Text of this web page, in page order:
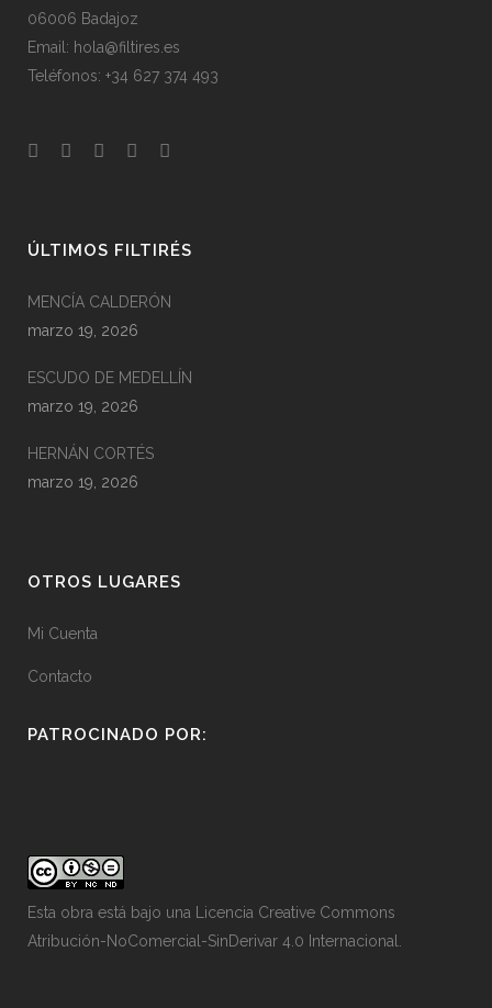
06006 Badajoz
Email: hola@filtires.es
Teléfonos: +34 627 374 493
ÚLTIMOS FILTIRÉS
MENCÍA CALDERÓN
marzo 19, 2026
ESCUDO DE MEDELLÍN
marzo 19, 2026
HERNÁN CORTÉS
marzo 19, 2026
OTROS LUGARES
Mi Cuenta
Contacto
PATROCINADO POR:
Esta obra está bajo una
Licencia Creative Commons
Atribución-NoComercial-SinDerivar 4.0 Internacional